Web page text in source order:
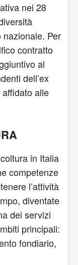
nei 28
Per
contratto
al
dell’ex
affidato alle
in Italia
competenze
l’attività
diventate
dei servizi
principali:
fondiario,